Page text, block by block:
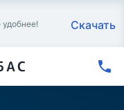
Скачать